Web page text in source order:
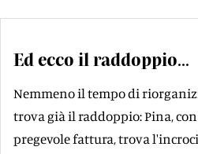
Ed ecco il raddoppio...
Nemmeno il tempo di
trova già il raddoppio: Pina,
pregevole fattura, trova